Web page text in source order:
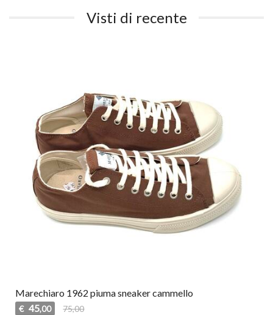
Visti di recente
Marechiaro 1962 piuma sneaker cammello
€ 45,00 75,00